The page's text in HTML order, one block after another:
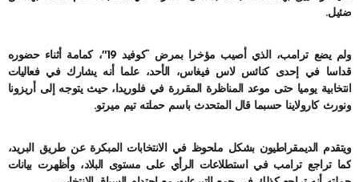
ضئيل.
ولم يضع ترامب، الذي أصيب مؤخرا بمرض “كوفيد 19″، كمامة أثناء حضوره
قداسا في إحدى كنائس لاس فيغاس، الأحد، علما أنه يشارك في فعاليات
انتخابية يوميا حتى موعد المناظرة المقررة في فلوريدا، حيث يتوجه إلى أريزونا
ونورث كارولاينا حسبما قال المتحدث باسم حملته تيم ميرتو.
ويتقدم الديمقراطيون بشكل ملحوظ في الانتخابات المبكرة عن طريق البريد،
كما تراجع ترامب في استطلاعات الرأي على مستوى البلاد، وأظهرت بيانات